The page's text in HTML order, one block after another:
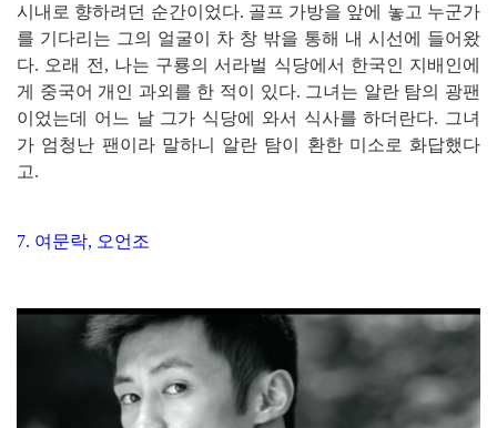
시내로 향하려던 순간이었다. 골프 가방을 앞에 놓고 누군가
를 기다리는 그의 얼굴이 차 창 밖을 통해 내 시선에 들어왔
다. 오래 전, 나는 구룡의 서라벌 식당에서 한국인 지배인에
게 중국어 개인 과외를 한 적이 있다. 그녀는 알란 탐의 광팬
이었는데 어느 날 그가 식당에 와서 식사를 하더란다. 그녀
가 엄청난 팬이라 말하니 알란 탐이 환한 미소로 화답했다
고.
7. 여문락, 오언조